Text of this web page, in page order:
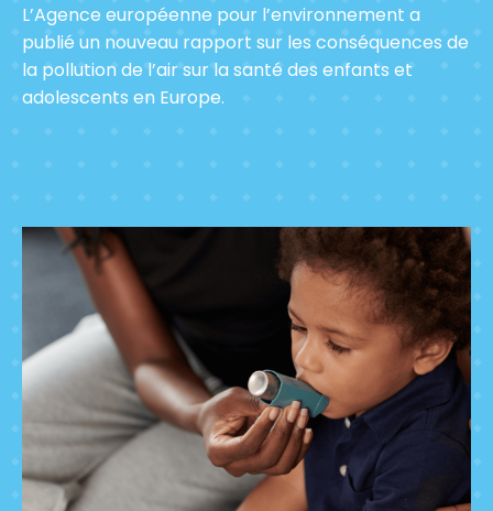
L’Agence européenne pour l’environnement a
publié un nouveau rapport sur les conséquences de
la pollution de l’air sur la santé des enfants et
adolescents en Europe.